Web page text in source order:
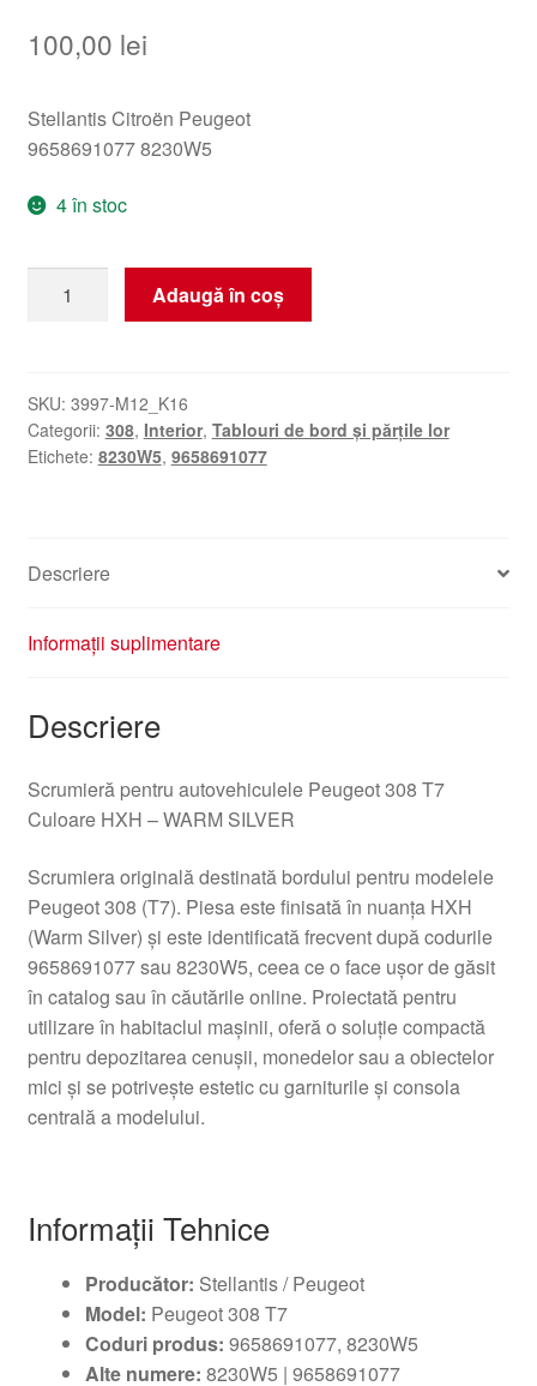
100,00 lei
Stellantis Citroën Peugeot
9658691077 8230W5
4 în stoc
Scrumieră
9658691077
8230W5
Adaugă în coș
SKU: 3997-M12_K16
Categorii: 308, Interior, Tablouri de bord și părțile lor
Etichete: 8230W5, 9658691077
Descriere
Informații suplimentare
Descriere
Scrumieră pentru autovehiculele Peugeot 308 T7
Culoare HXH – WARM SILVER
Scrumiera originală destinată bordului pentru modelele
Peugeot 308 (T7). Piesa este finisată în nuanța HXH
(Warm Silver) și este identificată frecvent după codurile
9658691077 sau 8230W5, ceea ce o face ușor de găsit
în catalog sau în căutările online. Proiectată pentru
utilizare în habitaclul mașinii, oferă o soluție compactă
pentru depozitarea cenușii, monedelor sau a obiectelor
mici și se potrivește estetic cu garniturile și consola
centrală a modelului.
Informații Tehnice
Producător: Stellantis / Peugeot
Model: Peugeot 308 T7
Coduri produs: 9658691077, 8230W5
Alte numere: 8230W5 | 9658691077